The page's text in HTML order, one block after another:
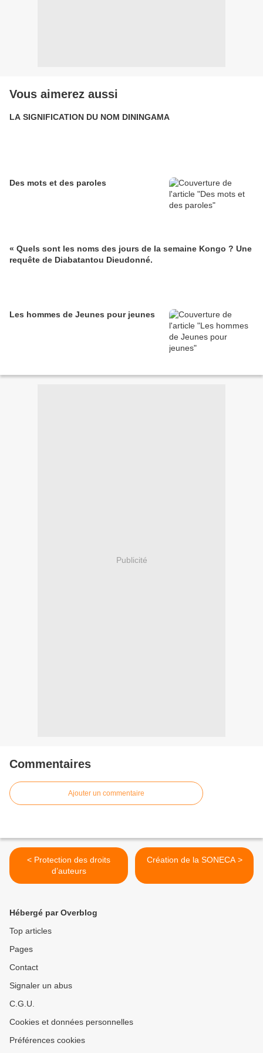
Vous aimerez aussi
LA SIGNIFICATION DU NOM DININGAMA
Des mots et des paroles
« Quels sont les noms des jours de la semaine Kongo ? Une
requête de Diabatantou Dieudonné.
Les hommes de Jeunes pour jeunes
Publicité
Commentaires
Ajouter un commentaire
< Protection des droits
d’auteurs
Création de la SONECA >
Hébergé par Overblog
Top articles
Pages
Contact
Signaler un abus
C.G.U.
Cookies et données personnelles
Préférences cookies